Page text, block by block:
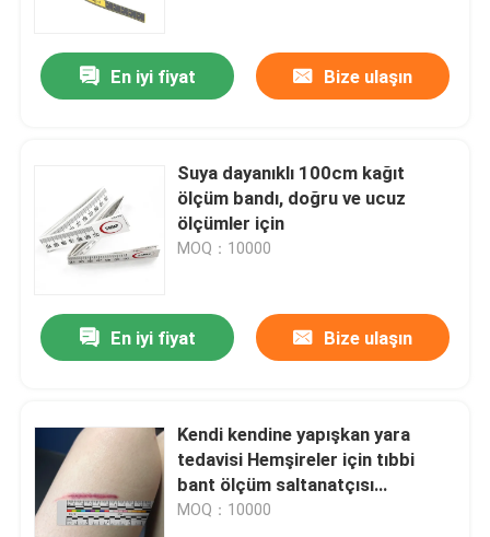
Ürünler
Hakkımızda
En iyi fiyat Bize ulaşın
Suya dayanıklı 100cm kağıt
ölçüm bandı, doğru ve ucuz
ölçümler için
MOQ：10000
En iyi fiyat Bize ulaşın
Kendi kendine yapışkan yara
tedavisi Hemşireler için tıbbi
bant ölçüm saltanatçısı
Belgelendirme
MOQ：10000